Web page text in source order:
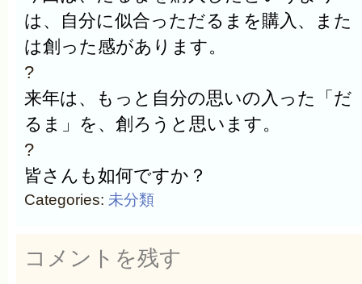
は、自分に似合っただるまを購入、また
は創った感があります。
?
来年は、もっと自分の思いの入った「だ
るま」を、創ろうと思います。
?
皆さんも如何ですか？
Categories: 未分類
コメントを残す